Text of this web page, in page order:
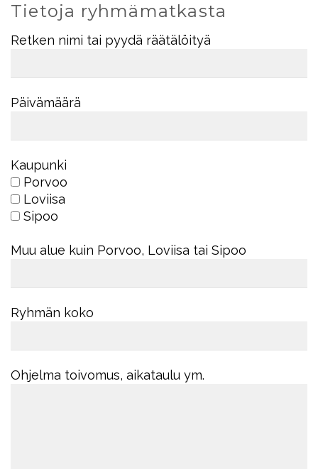
Tietoja ryhmämatkasta
Retken nimi tai pyydä räätälöityä
Päivämäärä
Kaupunki
Porvoo
Loviisa
Sipoo
Muu alue kuin Porvoo, Loviisa tai Sipoo
Ryhmän koko
Ohjelma toivomus, aikataulu ym.